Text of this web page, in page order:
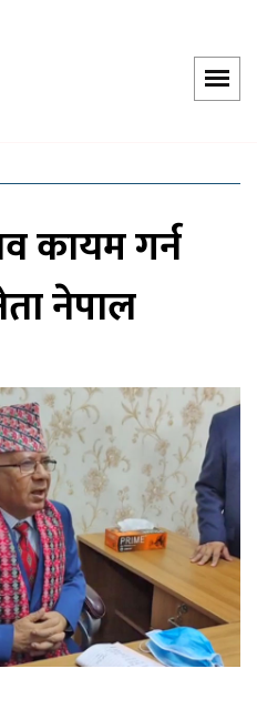
कायम गर्न
नेपाल